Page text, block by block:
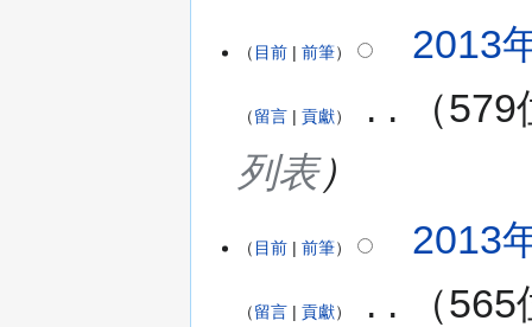
目前 前筆 2013
留言 貢獻
579
列表
目前 前筆 2013
留言 貢獻
565